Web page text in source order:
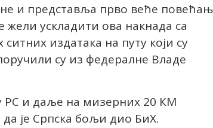
и представља прво веће
ускладити ова накнада са
издатака на путу који су
су из федералне Владе
РС и даље на мизерних 20 КМ
је Српска бољи дио БиХ.